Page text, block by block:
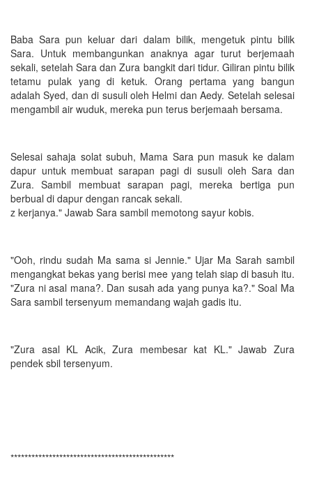
Baba Sara pun keluar dari dalam bilik, mengetuk pintu bilik
Sara. Untuk membangunkan anaknya agar turut berjemaah
sekali, setelah Sara dan Zura bangkit dari tidur. Giliran pintu bilik
tetamu pulak yang di ketuk. Orang pertama yang bangun
adalah Syed, dan di susuli oleh Helmi dan Aedy. Setelah selesai
mengambil air wuduk, mereka pun terus berjemaah bersama.
Selesai sahaja solat subuh, Mama Sara pun masuk ke dalam
dapur untuk membuat sarapan pagi di susuli oleh Sara dan
Zura. Sambil membuat sarapan pagi, mereka bertiga pun
berbual di dapur dengan rancak sekali.
z kerjanya." Jawab Sara sambil memotong sayur kobis.
"Ooh, rindu sudah Ma sama si Jennie." Ujar Ma Sarah sambil
mengangkat bekas yang berisi mee yang telah siap di basuh itu.
"Zura ni asal mana?. Dan susah ada yang punya ka?." Soal Ma
Sara sambil tersenyum memandang wajah gadis itu.
"Zura asal KL Acik, Zura membesar kat KL." Jawab Zura
pendek sbil tersenyum.
***********************************************